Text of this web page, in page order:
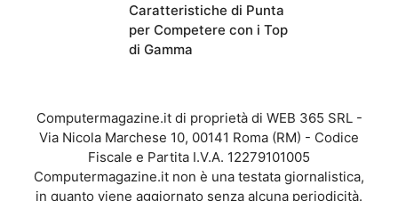
Caratteristiche di Punta
per Competere con i Top
di Gamma
Computermagazine.it di proprietà di WEB 365 SRL -
Via Nicola Marchese 10, 00141 Roma (RM) - Codice
Fiscale e Partita I.V.A. 12279101005
Computermagazine.it non è una testata giornalistica,
in quanto viene aggiornato senza alcuna periodicità.